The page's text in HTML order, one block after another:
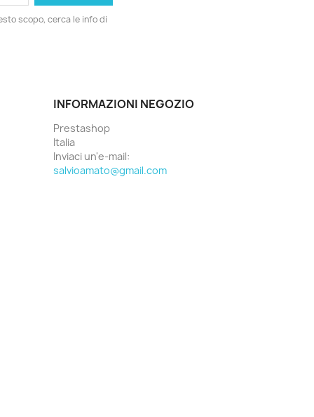
scopo, cerca le info di
INFORMAZIONI NEGOZIO
Prestashop
Italia
Inviaci un'e-mail:
salvioamato@gmail.com